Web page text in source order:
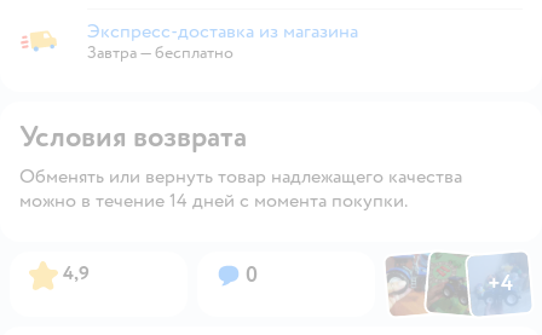
Экспресс-доставка из магазина
Экспресс-доставка из магазина
Завтра—бесплатно
Условия возврата
Обменять или вернуть товар надлежащего качества
можно в течение 14 дней с момента покупки.
Рейтинг:
4,9 Вопросов:
0 ФотоФотоФото
+4
Открыть